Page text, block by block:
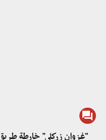
"غزوان زركلي" خارطة